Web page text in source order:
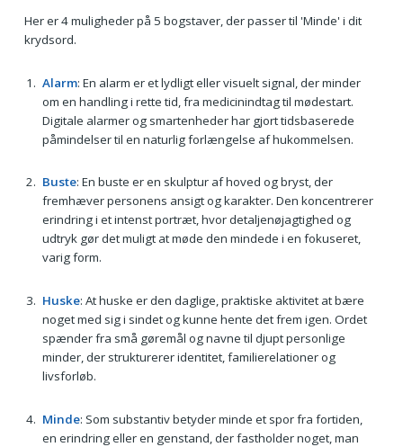
Her er 4 muligheder på 5 bogstaver, der passer til 'Minde' i dit
krydsord.
Alarm: En alarm er et lydligt eller visuelt signal, der minder
om en handling i rette tid, fra medicinindtag til mødestart.
Digitale alarmer og smartenheder har gjort tidsbaserede
påmindelser til en naturlig forlængelse af hukommelsen.
Buste: En buste er en skulptur af hoved og bryst, der
fremhæver personens ansigt og karakter. Den koncentrerer
erindring i et intenst portræt, hvor detaljenøjagtighed og
udtryk gør det muligt at møde den mindede i en fokuseret,
varig form.
Huske: At huske er den daglige, praktiske aktivitet at bære
noget med sig i sindet og kunne hente det frem igen. Ordet
spænder fra små gøremål og navne til djupt personlige
minder, der strukturerer identitet, familierelationer og
livsforløb.
Minde: Som substantiv betyder minde et spor fra fortiden,
en erindring eller en genstand, der fastholder noget, man